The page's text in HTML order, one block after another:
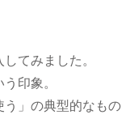
てみました。
印象。
う」の典型的なもの